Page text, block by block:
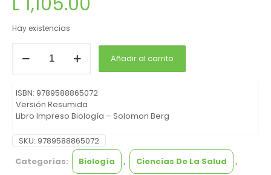
Hay existencias
Añadir al carrito
ISBN: 9789588865072
Versión Resumida
Libro Impreso Biología – Solomon Berg
SKU: 9789588865072
Categorías:
Biología , Ciencias De La Salud ,